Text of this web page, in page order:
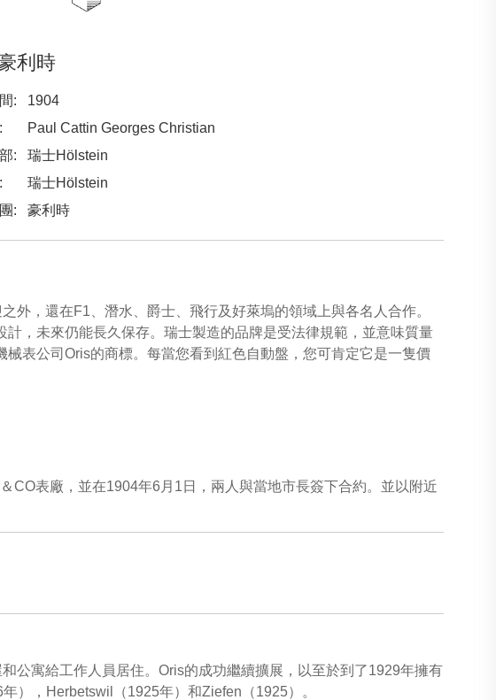
利時
:
1904
Paul Cattin Georges Christian
:
瑞士Hölstein
瑞士Hölstein
:
豪利時
外，還在F1、潛水、爵士、飛行及好萊塢的領域上與各名人合作。
，未來仍能長久保存。瑞士製造的品牌是受法律規範，並意味質量
表公司Oris的商標。每當您看到紅色自動盤，您可肯定它是一隻價
CO表廠，並在1904年6月1日，兩人與當地市長簽下合約。並以附近
公寓給工作人員居住。Oris的成功繼續擴展，以至於到了1929年擁有
），Herbetswil（1925年）和Ziefen（1925）。